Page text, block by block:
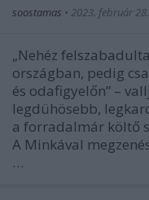
soostamas • 2023. február 28.
„Nehéz
országban, pedig
és odafigyelőn” –
legdühösebb,
a forradalmár költő
A Minkával
…